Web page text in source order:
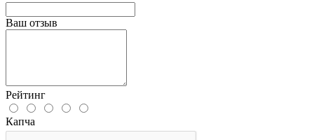
Ваш отзыв
Рейтинг
Капча